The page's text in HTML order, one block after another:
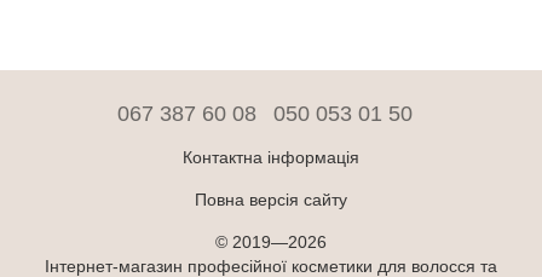
067 387 60 08 050 053 01 50
Контактна інформація
Повна версія сайту
© 2019—2026
Інтернет-магазин професійної косметики для волосся та